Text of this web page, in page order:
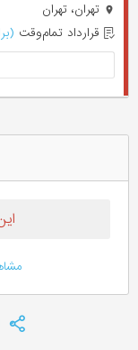
تهران، تهران
قرارداد تمام‌وقت